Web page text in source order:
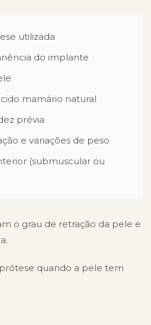
utilizada
do implante
mamário natural
prévia
e variações de peso
(submuscular ou
o grau de retração da pele e
quando a pele tem